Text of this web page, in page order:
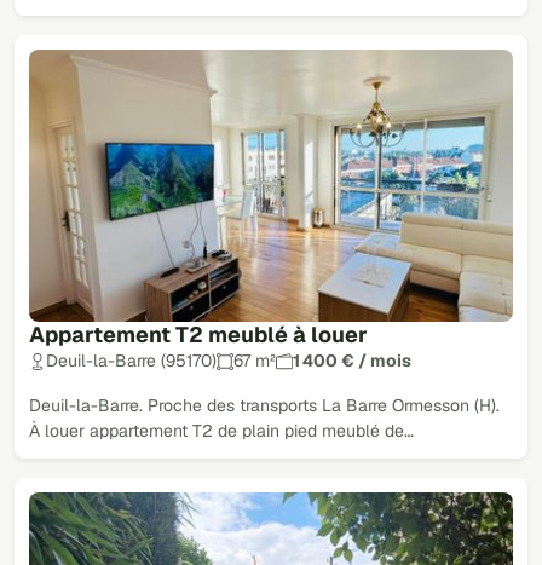
Appartement T2 meublé à louer
Deuil-la-Barre (95170) 67 m² 1 400 € / mois
Deuil-la-Barre. Proche des transports La Barre Ormesson (H).
À louer appartement T2 de plain pied meublé de…